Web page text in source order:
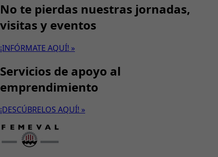
No te pierdas nuestras jornadas,
visitas y eventos
¡INFÓRMATE AQUÍ! »
Servicios de apoyo al
emprendimiento
¡DESCÚBRELOS AQUÍ! »